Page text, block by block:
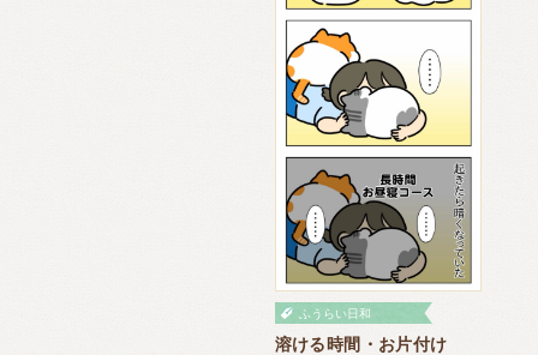
ふうらい日和
溶ける時間・お片付け